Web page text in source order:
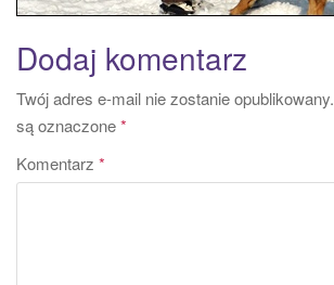
Dodaj komentarz
Twój adres e-mail nie zostanie opublikowany.
są oznaczone*
Komentarz *